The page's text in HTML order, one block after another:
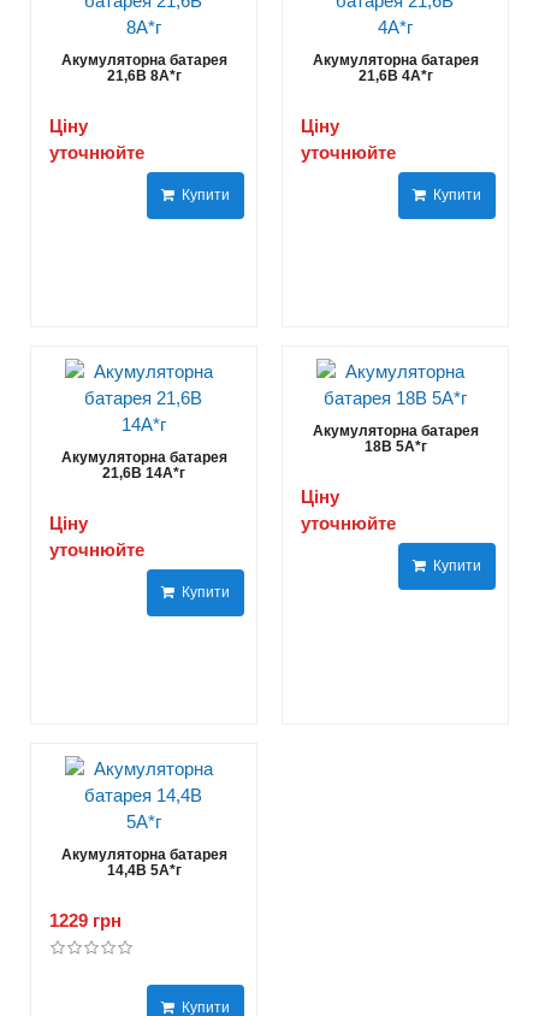
Акумуляторна батарея
21,6В 8A*г
Ціну
уточнюйте
Купити
Акумуляторна батарея
21,6В 4A*г
Ціну
уточнюйте
Купити
Акумуляторна батарея
21,6В 14A*г
Ціну
уточнюйте
Купити
Акумуляторна батарея
18В 5A*г
Ціну
уточнюйте
Купити
Акумуляторна батарея
14,4В 5A*г
1229 грн
Купити